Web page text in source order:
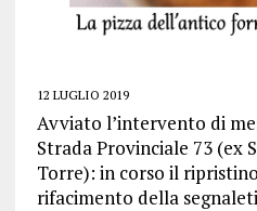
12 LUGLIO 2019
Avviato l’intervento di
Strada Provinciale 73 (ex
Torre): in corso il
rifacimento della